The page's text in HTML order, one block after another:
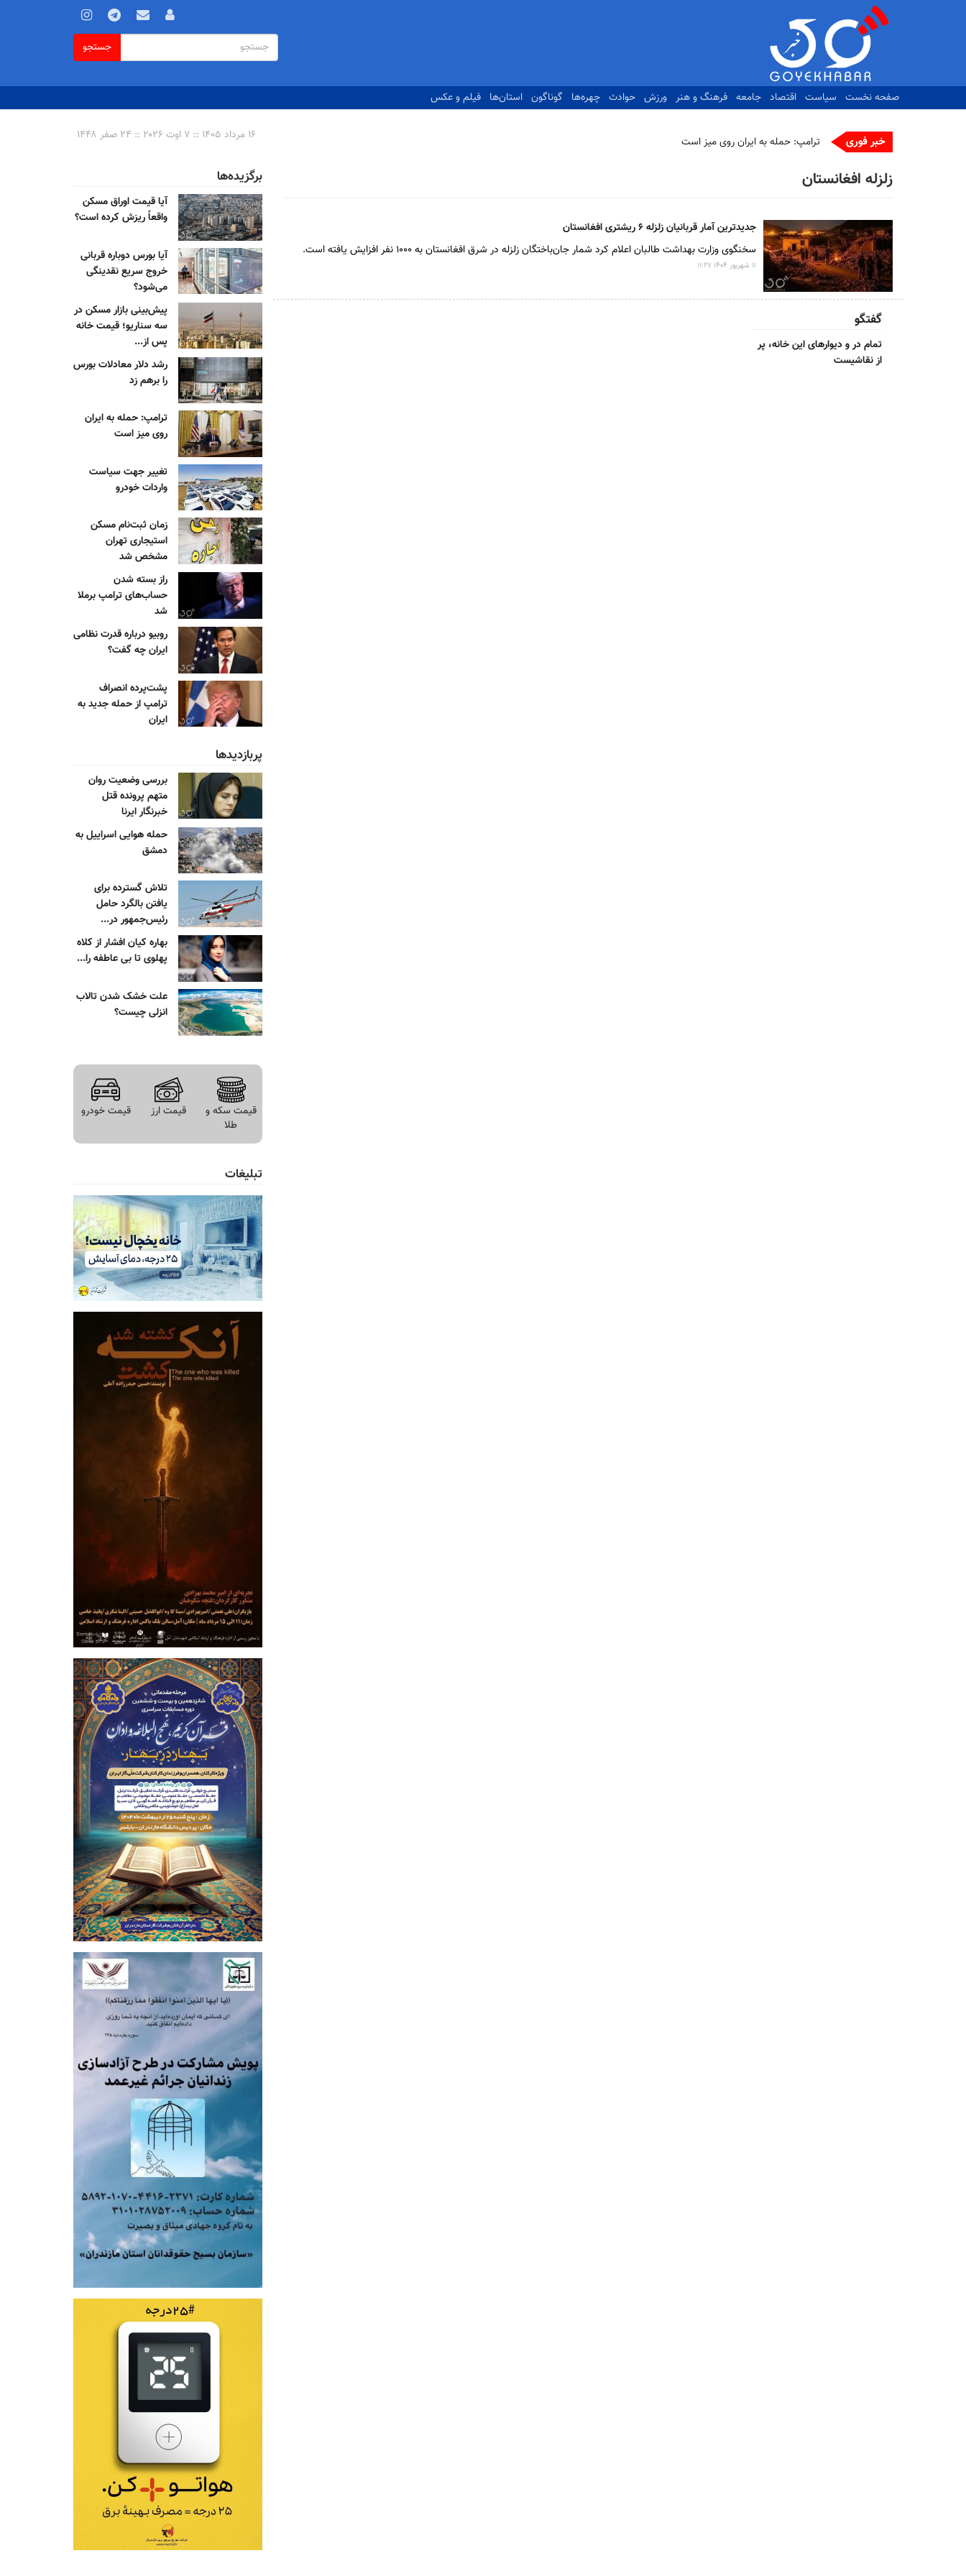
فرم
جستجو
جستجو
صفحه نخست سیاست اقتصاد جامعه فرهنگ و هنر ورزش حوادث چهره‌ها گوناگون استان‌ها فیلم و عکس
خبر فوری را | ۱۶ مرداد ۱۴۰۵ :: ۷ اوت ۲۰۲۶ :: ۲۴ صفر ۱۴۴۸
زلزله افغانستان
جدیدترین آمار قربانیان زلزله ۶ ریشتری افغانستان
سخنگوی وزارت بهداشت طالبان اعلام کرد شمار جان‌باختگان زلزله در شرق افغانستان به ۱۰۰۰ نفر افزایش یافته است.
۱۱ شهريور ۱۴۰۴ ۱۱:۲۷
گفتگو
تمام در و دیوارهای این خانه، پر
از نقاشیست
برگزیده‌ها
آیا قیمت اوراق مسکن
واقعاً ریزش کرده است؟
آیا بورس دوباره قربانی
خروج سریع نقدینگی
می‌شود؟
پیش‌بینی بازار مسکن در
سه سناریو؛ قیمت خانه
پس از...
رشد دلار معادلات بورس
را برهم زد
ترامپ: حمله به ایران
روی میز است
تغییر جهت سیاست
واردات خودرو
زمان ثبت‌نام مسکن
استیجاری تهران
مشخص شد
راز بسته شدن
حساب‌های ترامپ برملا
شد
روبیو درباره قدرت نظامی
ایران چه گفت؟
پشت‌پرده انصراف
ترامپ از حمله جدید به
ایران
پربازدیدها
بررسی وضعیت روان
متهم پرونده قتل
خبرنگار ایرنا
حمله هوایی اسراییل به
دمشق
تلاش گسترده برای
یافتن بالگرد حامل
رئیس‌جمهور در...
بهاره کیان افشار از کلاه
پهلوی تا بی عاطفه را...
علت خشک شدن تالاب
انزلی چیست؟
قیمت سکه و
طلا
قیمت ارز قیمت خودرو
تبلیغات